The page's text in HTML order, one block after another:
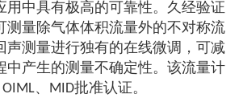
用中具有极高的可靠性。久经验证
测量除气体体积流量外的不对称流
声测量进行独有的在线微调，可减
中产生的测量不确定性。该流量计
、MID批准认证。